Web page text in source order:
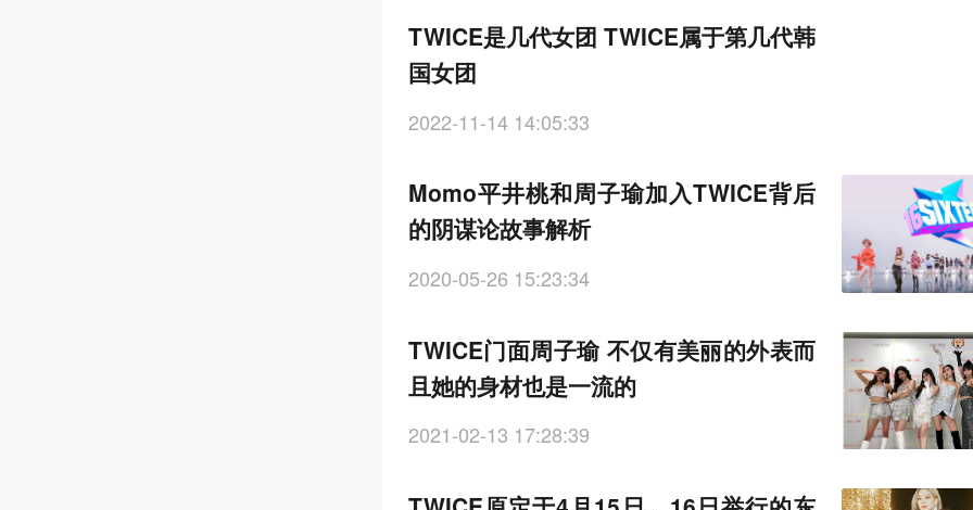
TWICE是几代女团 TWICE属于第几代韩
国女团
2022-11-14 14:05:33
Momo平井桃和周子瑜加入TWICE背后
的阴谋论故事解析
2020-05-26 15:23:34
TWICE门面周子瑜 不仅有美丽的外表而
且她的身材也是一流的
2021-02-13 17:28:39